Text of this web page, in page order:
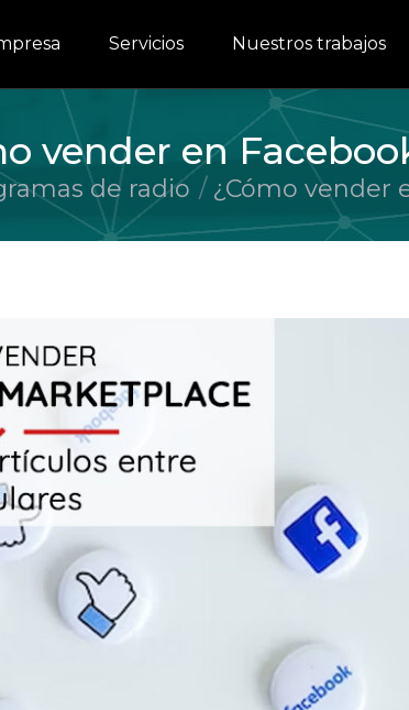
Servicios Nuestros trabajos
vender en
de radio ¿Cómo vender